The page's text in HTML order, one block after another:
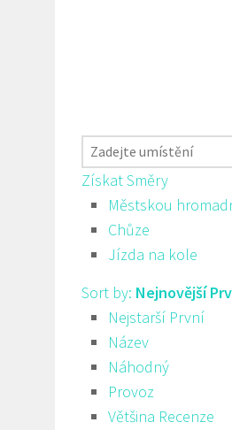
Získat Směry
Městskou
Chůze
Jízda na kole
Sort by: Nejnovější
Nejstarší První
Název
Náhodný
Provoz
Většina Recenze